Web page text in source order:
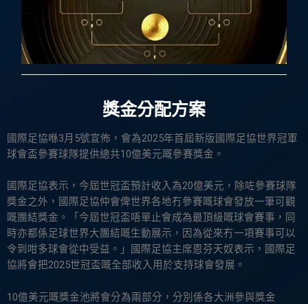
獎金分配方案
國際足協喺3月5號宣佈，會為2025年首屆新版國際足協世界冠軍
球會盃參賽球隊提供總共10億美元嘅參賽獎金。
國際足協表示，今屆世冠盃預計收入為20億美元，除咗參賽球隊
獎金之外，國際足協仲會俾世界各地冇參賽嘅球會發放一筆可觀
嘅團結獎金。「今屆世冠盃唔單止會成為最頂級嘅球會賽事，同
時亦都係足球世界大團結嘅生動展示，因為從來冇一項賽事可以
令到咁多球會從中受益。」國際足協主席恩芬天奴表示，國際足
協將會把2025世冠盃嘅全部收入用於支持球會發展。
10億美元嘅獎金池將會分為兩部分，分別係各大洲參與獎金